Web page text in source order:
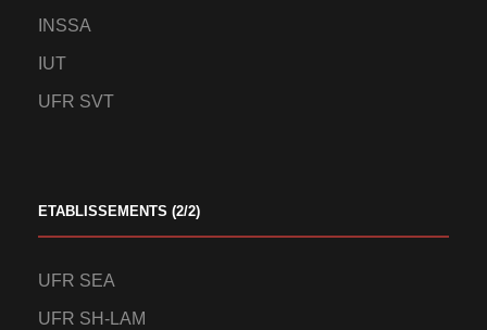
INSSA
IUT
UFR SVT
ETABLISSEMENTS (2/2)
UFR SEA
UFR SH-LAM